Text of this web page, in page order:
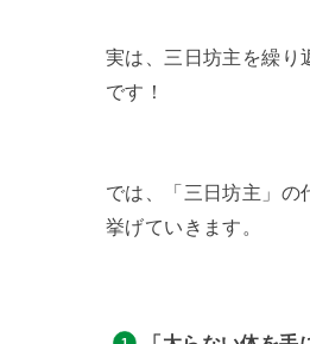
実は、三日坊主を繰り
です！
では、「三日坊主」の
挙げていきます。